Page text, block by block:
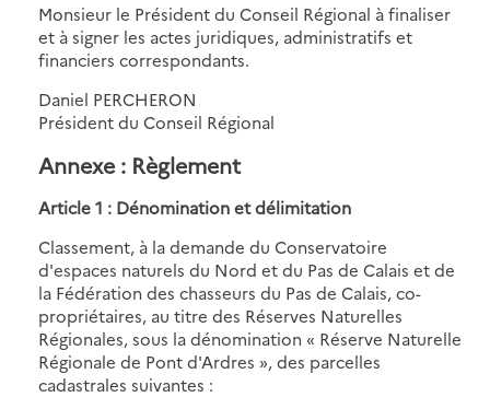
Monsieur le Président du Conseil Régional à finaliser
et à signer les actes juridiques, administratifs et
financiers correspondants.
Daniel PERCHERON
Président du Conseil Régional
Annexe : Règlement
Article 1 : Dénomination et délimitation
Classement, à la demande du Conservatoire
d'espaces naturels du Nord et du Pas de Calais et de
la Fédération des chasseurs du Pas de Calais, co-
propriétaires, au titre des Réserves Naturelles
Régionales, sous la dénomination « Réserve Naturelle
Régionale de Pont d'Ardres », des parcelles
cadastrales suivantes :